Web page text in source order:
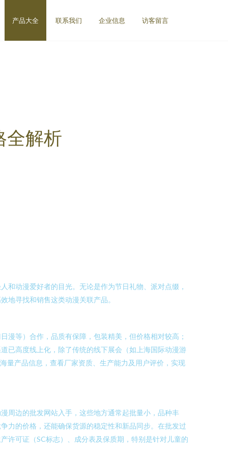
产品大全 联系我们 企业信息 访客留言
全解析
和动漫爱好者的目光。无论是作为节日礼物、派对点缀，
地寻找和销售这类动漫关联产品。
漫等）合作，品质有保障，包装精美，但价格相对较高；
已高度线上化，除了传统的线下展会（如上海国际动漫游
量产品信息，查看厂家资质、生产能力及用户评价，实现
周边的批发网站入手，这些地方通常起批量小，品种丰
力的价格，还能确保货源的稳定性和新品同步。在批发过
许可证（SC标志）、成分表及保质期，特别是针对儿童的